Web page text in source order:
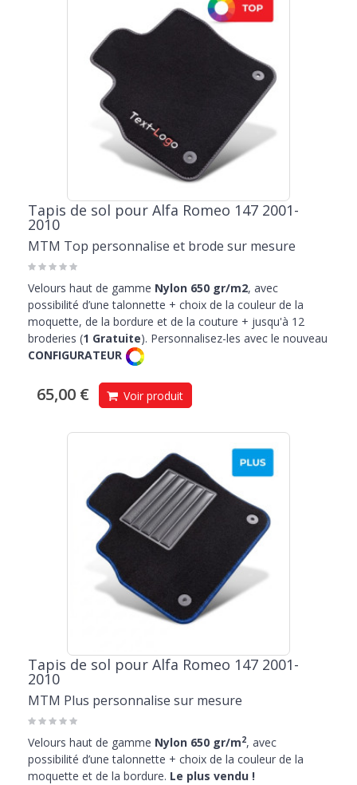
De plus, MTMShop vous offre de nombreuses possibilités de
personnalisation pour donner une touche unique à l’intérieur de
votre voiture, avec un accessoire personnalisé avec une broderie
ou un logo particulier: le choix idéal pour ceux qui recherchent un
article pour compléter leur voiture ou une idée cadeau originale.
Inévitables, se trouvent les tapis de coffre conçus pour répondre à
vos besoins de chargement en gardant le coffre propre et en le
protégeant de l'eau et des huiles. Les coffres et les
sont inodores et résistants aux changements de température.
La base en caoutchouc adhérente et les renforts sous le seuil de la
porte rendent ces accessoires parfaits pour une conduite sûre et
une protection impeccable de l'habitacle contre le sable, la boue et
l'eau. Découvrez les modèles personnalisés en vente en ligne sur
MTMShop, complétez votre voiture avec un jeu de tapis de sol et de
coffre pour Alfa 147 fonctionnel et au caractère original.
Tapis de sol pour Alfa Romeo 147 2001-
2010
MTM Top personnalise et brode sur mesure
Velours haut de gamme Nylon 650 gr/m2, avec
possibilité d’une talonnette + choix de la couleur de la
moquette, de la bordure et de la couture + jusqu'à 12
broderies (1 Gratuite). Personnalisez-les avec le nouveau
CONFIGURATEUR
65,00 € Voir produit
Tapis de sol pour Alfa Romeo 147 2001-
2010
MTM Plus personnalise sur mesure
Velours haut de gamme Nylon 650 gr/m2, avec
possibilité d’une talonnette + choix de la couleur de la
moquette et de la bordure. Le plus vendu !